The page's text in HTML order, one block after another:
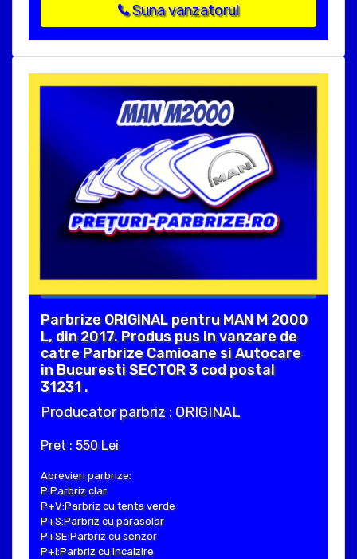
Suna vanzatorul
Parbrize ORIGINAL pentru MAN M 2000
L, din 2017. Produs pus in vanzare de
catre Parbrize Camioane si Autocare
in Bucuresti SECTOR 3 cod postal
31231 .
Producator parbriz : ORIGINAL
Pret : 550 Lei
Abrevieri parbrize:
P:Parbriz clar
P+V:Parbriz cu tenta verde
P+S:Parbriz cu parasolar
P+SE:Parbriz cu senzor
P+I:Parbriz cu incalzire